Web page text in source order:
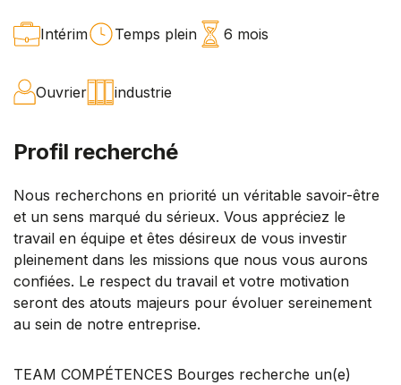
Intérim Temps plein 6 mois
Ouvrier industrie
Profil recherché
Nous recherchons en priorité un véritable savoir-être
et un sens marqué du sérieux. Vous appréciez le
travail en équipe et êtes désireux de vous investir
pleinement dans les missions que nous vous aurons
confiées. Le respect du travail et votre motivation
seront des atouts majeurs pour évoluer sereinement
au sein de notre entreprise.
TEAM COMPÉTENCES Bourges recherche un(e)